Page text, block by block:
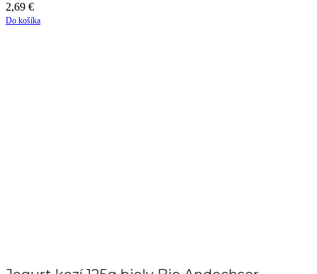
2,69 €
Do košíka